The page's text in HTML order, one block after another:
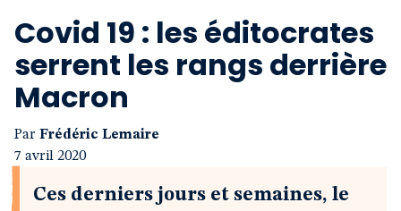
Notre revue
Boutique
Covid 19 : les éditocrates
serrent les rangs derrière
Macron
Par Frédéric Lemaire
7 avril 2020
Ces derniers jours et semaines, le